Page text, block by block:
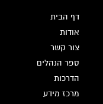
דף הבית
אודות
צור קשר
ספר הנהלים
הדרכות
מרכז מידע